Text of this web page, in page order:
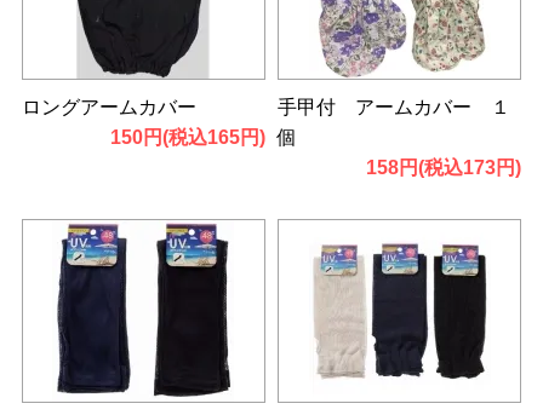
ロングアームカバー
150円(税込165円)
手甲付 アームカバー １
個
158円(税込173円)